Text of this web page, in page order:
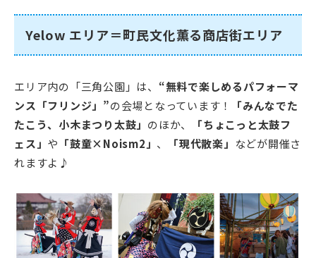
Yelow エリア＝町民文化薫る商店街エリア
エリア内の「三角公園」は、 “無料で楽しめるパフォーマ
ンス「フリンジ」”の会場となっています！
「みんなでた
たこう、小木まつり太鼓」 のほか、
「ちょこっと太鼓フ
ェス」 や 「鼓童×Noism2」 、 「現代散楽」 などが開催さ
れますよ♪